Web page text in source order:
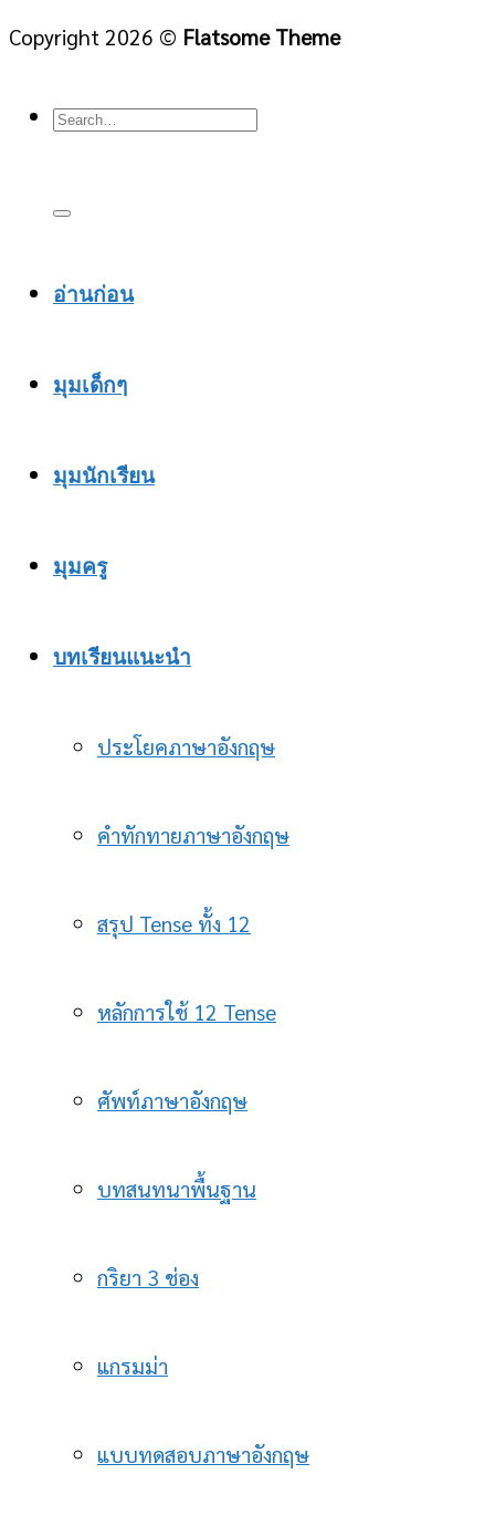
Copyright 2026 © Flatsome Theme
อ่านก่อน
มุมเด็กๆ
มุมนักเรียน
มุมครู
บทเรียนแนะนำ
ประโยคภาษาอังกฤษ
คำทักทายภาษาอังกฤษ
สรุป Tense ทั้ง 12
หลักการใช้ 12 Tense
ศัพท์ภาษาอังกฤษ
บทสนทนาพื้นฐาน
กริยา 3 ช่อง
แกรมม่า
แบบทดสอบภาษาอังกฤษ